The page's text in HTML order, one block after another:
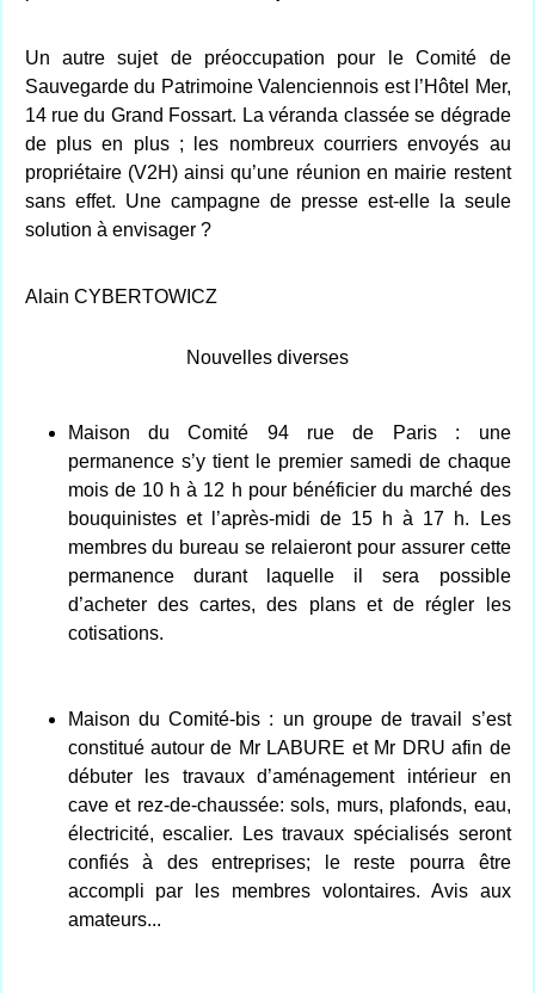
Un autre sujet de préoccupation pour le Comité de
Sauvegarde du Patrimoine Valenciennois est l’Hôtel Mer,
14 rue du Grand Fossart. La véranda classée se dégrade
de plus en plus ; les nombreux courriers envoyés au
propriétaire (V2H) ainsi qu’une réunion en mairie restent
sans effet. Une campagne de presse est-elle la seule
solution à envisager ?
Alain CYBERTOWICZ
Nouvelles diverses
Maison du Comité 94 rue de Paris : une
permanence s’y tient le premier samedi de chaque
mois de 10 h à 12 h pour bénéficier du marché des
bouquinistes et l’après-midi de 15 h à 17 h. Les
membres du bureau se relaieront pour assurer cette
permanence durant laquelle il sera possible
d’acheter des cartes, des plans et de régler les
cotisations.
Maison du Comité-bis : un groupe de travail s’est
constitué autour de Mr LABURE et Mr DRU afin de
débuter les travaux d’aménagement intérieur en
cave et rez-de-chaussée: sols, murs, plafonds, eau,
électricité, escalier. Les travaux spécialisés seront
confiés à des entreprises; le reste pourra être
accompli par les membres volontaires. Avis aux
amateurs...